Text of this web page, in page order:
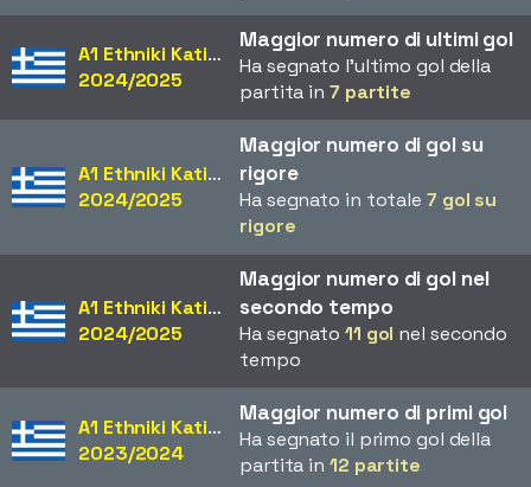
A1 Ethniki Katigoria
2024/2025
Maggior numero di ultimi gol
Ha segnato l'ultimo gol della
partita in 7 partite
A1 Ethniki Katigoria
2024/2025
Maggior numero di gol su
rigore
Ha segnato in totale 7 gol su
rigore
A1 Ethniki Katigoria
2024/2025
Maggior numero di gol nel
secondo tempo
Ha segnato 11 gol nel secondo
tempo
A1 Ethniki Katigoria
2023/2024
Maggior numero di primi gol
Ha segnato il primo gol della
partita in 12 partite